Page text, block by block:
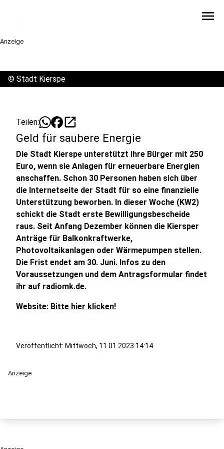
menu
Anzeige
© Stadt Kierspe
Teilen: open_in_new
Geld für saubere Energie
Die Stadt Kierspe unterstützt ihre Bürger mit 250
Euro, wenn sie Anlagen für erneuerbare Energien
anschaffen. Schon 30 Personen haben sich über
die Internetseite der Stadt für so eine finanzielle
Unterstützung beworben. In dieser Woche (KW2)
schickt die Stadt erste Bewilligungsbescheide
raus. Seit Anfang Dezember können die Kiersper
Anträge für Balkonkraftwerke,
Photovoltaikanlagen oder Wärmepumpen stellen.
Die Frist endet am 30. Juni. Infos zu den
Voraussetzungen und dem Antragsformular findet
ihr auf radiomk.de.
Website: Bitte hier klicken!
Veröffentlicht: Mittwoch, 11.01.2023 14:14
Anzeige